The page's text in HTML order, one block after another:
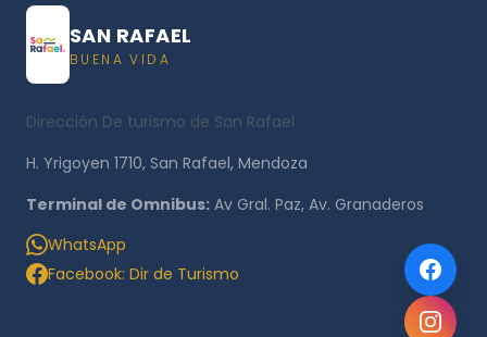
SAN RAFAEL
BUENA VIDA
Dirección De turismo de San Rafael
H. Yrigoyen 1710, San Rafael, Mendoza
Terminal de Omnibus: Av Gral. Paz, Av. Granaderos
WhatsApp
Facebook: Dir de Turismo